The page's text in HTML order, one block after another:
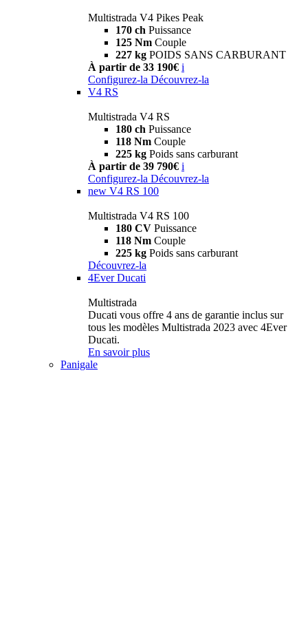
Multistrada V4 Pikes Peak
170 ch Puissance
125 Nm Couple
227 kg POIDS SANS CARBURANT
À partir de 33 190€ i
Configurez-la Découvrez-la
V4 RS
Multistrada V4 RS
180 ch Puissance
118 Nm Couple
225 kg Poids sans carburant
À partir de 39 790€ i
Configurez-la Découvrez-la
new V4 RS 100
Multistrada V4 RS 100
180 CV Puissance
118 Nm Couple
225 kg Poids sans carburant
Découvrez-la
4Ever Ducati
Multistrada
Ducati vous offre 4 ans de garantie inclus sur
tous les modèles Multistrada 2023 avec 4Ever
Ducati.
En savoir plus
Panigale